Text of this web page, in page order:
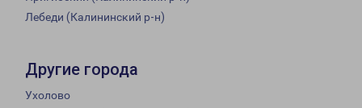
Лебеди (Калининский р-н)
Другие города
Ухолово